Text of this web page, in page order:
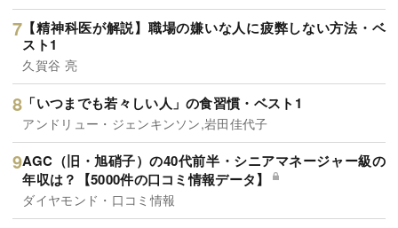
【精神科医が解説】職場の嫌いな人に疲弊しない方法・ベ
スト1
久賀谷 亮
「いつまでも若々しい人」の食習慣・ベスト1
アンドリュー・ジェンキンソン,岩田佳代子
AGC（旧・旭硝子）の40代前半・シニアマネージャー級の
年収は？【5000件の口コミ情報データ】
ダイヤモンド・口コミ情報